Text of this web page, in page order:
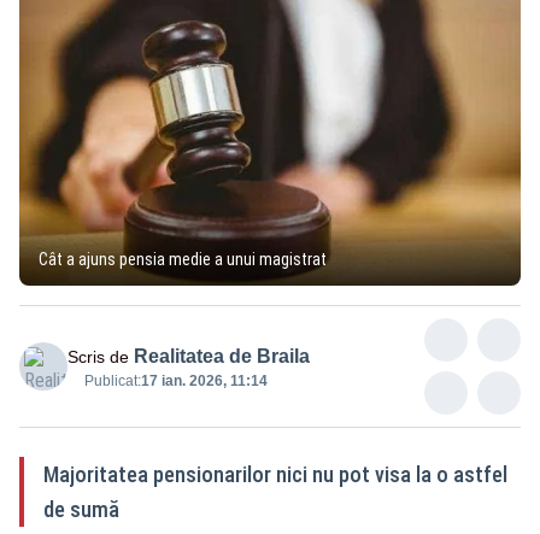
Cât a ajuns pensia medie a unui magistrat
Scris de Realitatea de Braila
Publicat:17 ian. 2026, 11:14
Majoritatea pensionarilor nici nu pot visa la o astfel
de sumă